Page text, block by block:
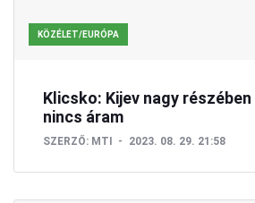
KÖZÉLET/EURÓPA
Klicsko: Kijev nagy
nincs áram
SZERZŐ: MTI 2023. 08. 29. 21:58